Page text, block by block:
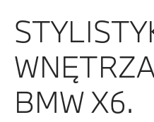
BMW X6.